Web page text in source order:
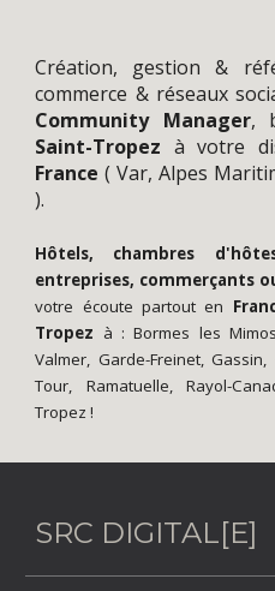
Création, gestion &
commerce & réseaux
Community Manager,
Saint-Tropez à votre
France (Var,Alpes
).
Hôtels, chambres
entreprises, commerçants
votre écoute partout en
Tropez à :Bormes les
Valmer, Garde-Freinet,Gassin,
Tour, Ramatuelle,Rayol-
Tropez !
SRC DIGITAL[E]